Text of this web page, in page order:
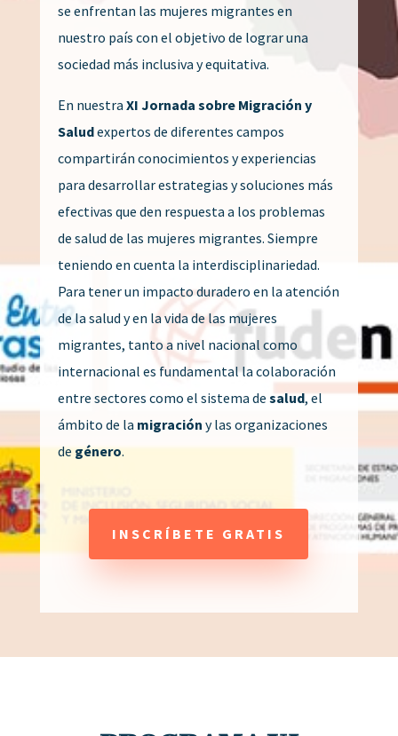
se enfrentan las mujeres migrantes en
nuestro país con el objetivo de lograr una
sociedad más inclusiva y equitativa.
En nuestra XI Jornada sobre Migración y
Saludexpertos de diferentes campos
compartirán conocimientos y experiencias
para desarrollar estrategias y soluciones más
efectivas que den respuesta a los problemas
de salud de las mujeres migrantes. Siempre
teniendo en cuenta la interdisciplinariedad.
Para tener un impacto duradero en la atención
de la salud y en la vida de las mujeres
migrantes, tanto a nivel nacional como
internacional es fundamental la colaboración
entre sectores como el sistema de salud, el
ámbito de la migración y las organizaciones
degénero.
INSCRÍBETE GRATIS